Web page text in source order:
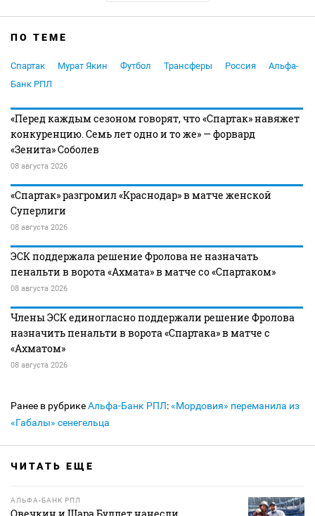
ПО ТЕМЕ
Спартак Мурат Якин Футбол Трансферы Россия
Альфа-
Банк РПЛ
«Перед каждым сезоном говорят, что «Спартак» навяжет
конкуренцию. Семь лет одно и то же» — форвард
«Зенита» Соболев
08 августа 2026
«Спартак» разгромил «Краснодар» в матче женской
Суперлиги
08 августа 2026
ЭСК поддержала решение Фролова не назначать
пенальти в ворота «Ахмата» в матче со «Спартаком»
08 августа 2026
Члены ЭСК единогласно поддержали решение Фролова
назначить пенальти в ворота «Спартака» в матче с
«Ахматом»
08 августа 2026
Ранее в рубрикеАльфа-Банк РПЛ:«Мордовия» переманила из
«Габалы» сенегельца
ЧИТАТЬ ЕЩЕ
АЛЬФА-БАНК РПЛ